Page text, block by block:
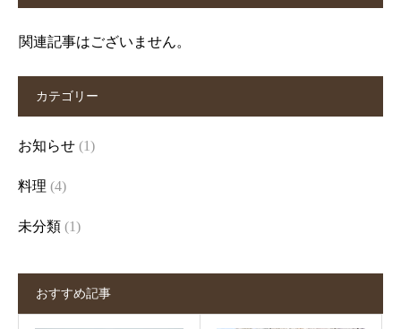
関連記事はございません。
カテゴリー
お知らせ (1)
料理 (4)
未分類 (1)
おすすめ記事